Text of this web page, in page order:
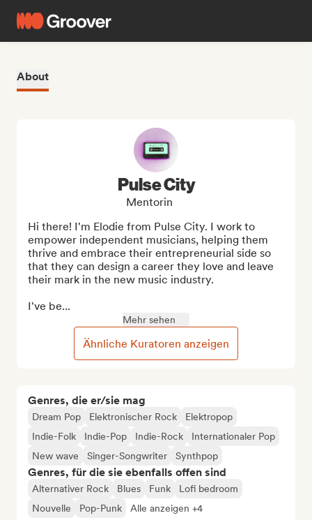
About
Genres, die er/sie mag
Dream Pop Elektronischer Rock
Elektropop
Indie-Folk
Indie-Pop Indie-Rock
Internationaler Pop
New wave
Singer-Songwriter Synthpop
Genres, für die sie ebenfalls offen sind
Alternativer Rock Blues Funk
Lofi bedroom
Nouvelle
Pop-Punk Alle anzeigen +4
Pulse City
Mentorin
Hi there! I'm Elodie from Pulse City. I work to
empower independent musicians, helping them
thrive and embrace their entrepreneurial side so
that they can design a career they love and leave
their mark in the new music industry.
I've be...
Mehr sehen
Ähnliche Kuratoren anzeigen